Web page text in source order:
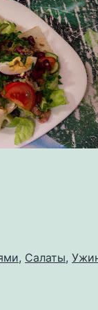
, Салаты,